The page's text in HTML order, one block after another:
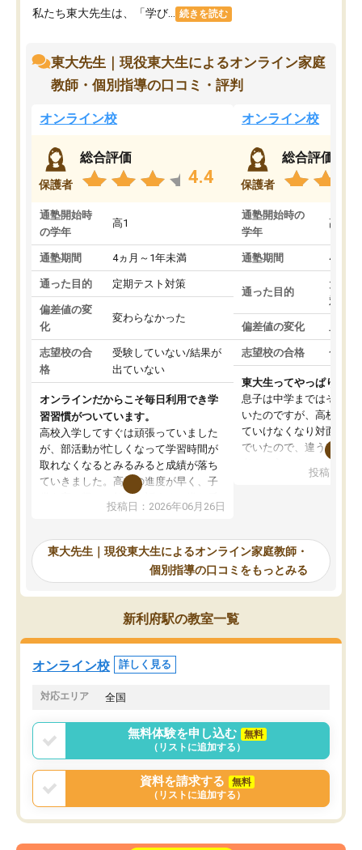
私たち東大先生は、「学び... 続きを読む
東大先生｜現役東大生によるオンライン家庭
教師・個別指導の口コミ・評判
オンライン校
保護者
総合評価
4.4
通塾開始時
の学年
高1
通塾期間 4ヵ月～1年未満
通った目的 定期テスト対策
偏差値の変
化
変わらなかった
志望校の合
格
受験していない/結果が
出ていない
オンラインだからこそ毎日利用でき学
習習慣がついています。
高校入学してすぐは頑張っていました
が、部活動が忙しくなって学習時間が
取れなくなるとみるみると成績が落ち
ていきました。高校の進度が早く、子
供も家に帰って勉強の話すると嫌な反
応を示します。東大先生にお願いして
れるので、親としても安心です。毎日
使える自習室とかもあり、わからない
ところがあれば先生が回答してくれる
のも重宝しています。
投稿日：2026年06月26日
オンライン校
保護者
総合評価
通塾開始時の
学年
高3
通塾期間 4ヵ月
通った目的
大学
対策
偏差値の変化 上が
志望校の合格 合格
東大生ってやっぱりすご
息子は中学まではそこそ
いたのですが、高校に入
ていけなくなり対面の塾
でいたので、違うアプロ
で、当初は模試でD判定
自習室が毎日使えていつ
るのが心強かったよう
謝です。
投稿日：
東大先生｜現役東大生によるオンライン家庭教師・
個別指導の口コミをもっとみる
新利府駅の教室一覧
オンライン校 詳しく見る
対応エリア 全国
無料体験を申し込む
無料
（リストに追加する）
資料を請求する
無料
（リストに追加する）